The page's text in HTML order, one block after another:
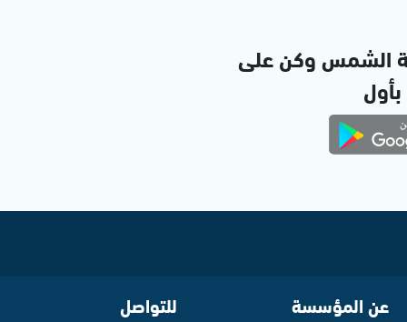
الشمس وكن على
بأول
عن المؤسسة للتواصل